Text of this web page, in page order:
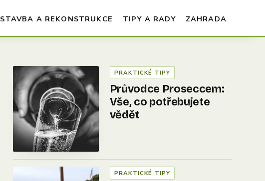
STAVBA A REKONSTRUKCE TIPY A RADY ZAHRADA
Průvodce Proseccem:
Vše, co potřebujete
vědět
PRAKTICKÉ TIPY
PRAKTICKÉ TIPY